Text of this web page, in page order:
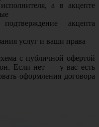
а в акцепте
акцепта
услуг и ваши права
с публичной офертой
Если нет — у вас есть
оформления договора